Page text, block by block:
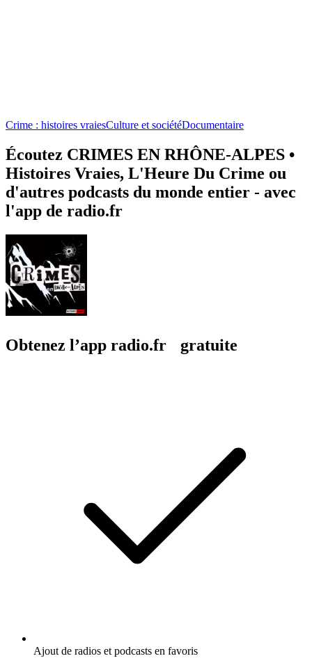
Crime : histoires vraiesCulture et sociétéDocumentaire
Écoutez CRIMES EN RHÔNE-ALPES •
Histoires Vraies, L'Heure Du Crime ou
d'autres podcasts du monde entier - avec
l'app de radio.fr
Obtenez l’app radio.fr gratuite
Ajout de radios et podcasts en favoris